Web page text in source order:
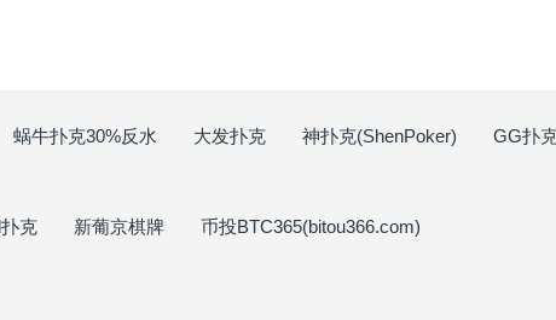
蜗牛扑克30%反水 大发扑克 神扑克(ShenPoker) GG扑
克 新葡京棋牌 币投BTC365(bitou366.com)